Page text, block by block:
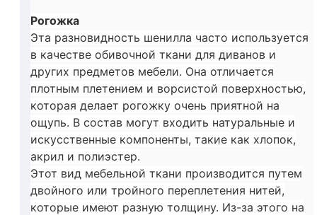
Рогожка
Эта разновидность шенилла часто используется
в качестве обивочной ткани для диванов и
других предметов мебели. Она отличается
плотным плетением и ворсистой поверхностью,
которая делает рогожку очень приятной на
ощупь. В состав могут входить натуральные и
искусственные компоненты, такие как хлопок,
акрил и полиэстер.
Этот вид мебельной ткани производится путем
двойного или тройного переплетения нитей,
которые имеют разную толщину. Из-за этого на